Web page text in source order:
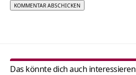
Das könnte dich auch interessieren